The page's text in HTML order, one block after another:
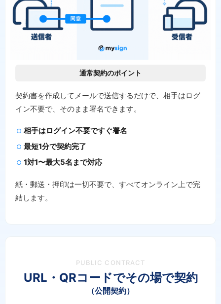
通常契約のポイント
契約書を作成してメールで送信するだけで、相手はログ
イン不要で、そのまま署名できます。
相手はログイン不要ですぐ署名
最短1分で契約完了
1対1〜最大5名まで対応
紙・郵送・押印は一切不要で、すべてオンライン上で完
結します。
PUBLIC CONTRACT
URL・QRコードでその場で契約
（公開契約）